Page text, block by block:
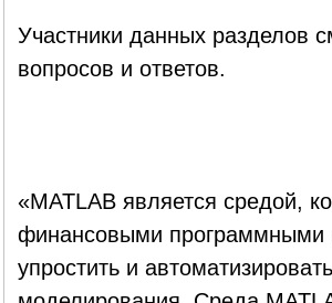
Участники данных разделов
вопросов и ответов.
«MATLAB является средой,
финансовыми программными
упростить и